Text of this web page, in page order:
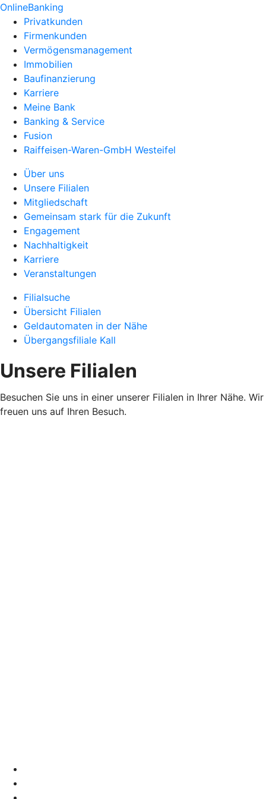
OnlineBanking
Privatkunden
Firmenkunden
Vermögensmanagement
Immobilien
Baufinanzierung
Karriere
Meine Bank
Banking & Service
Fusion
Raiffeisen-Waren-GmbH Westeifel
Über uns
Unsere Filialen
Mitgliedschaft
Gemeinsam stark für die Zukunft
Engagement
Nachhaltigkeit
Karriere
Veranstaltungen
Filialsuche
Übersicht Filialen
Geldautomaten in der Nähe
Übergangsfiliale Kall
Unsere Filialen
Besuchen Sie uns in einer unserer Filialen in Ihrer Nähe. Wir
freuen uns auf Ihren Besuch.